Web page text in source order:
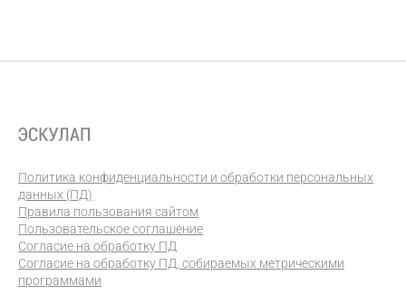
Политика конфиденциальности и обработки персональных
данных (ПД)
Правила пользования сайтом
Пользовательское соглашение
Согласие на обработку ПД
Согласие на обработку ПД, собираемых метрическими
программами